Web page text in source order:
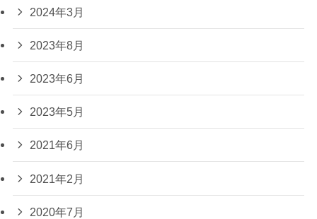
2024年3月
2023年8月
2023年6月
2023年5月
2021年6月
2021年2月
2020年7月